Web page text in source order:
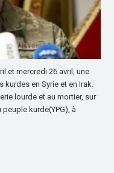
et mercredi 26 avril, une
en Syrie et en Irak.
lourde et au mortier, sur
kurde(YPG), à